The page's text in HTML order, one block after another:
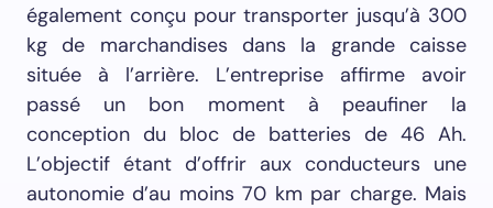
également conçu pour transporter jusqu’à 300
kg de marchandises dans la grande caisse
située à l’arrière. L’entreprise affirme avoir
passé un bon moment à peaufiner la
conception du bloc de batteries de 46 Ah.
L’objectif étant d’offrir aux conducteurs une
autonomie d’au moins 70 km par charge. Mais